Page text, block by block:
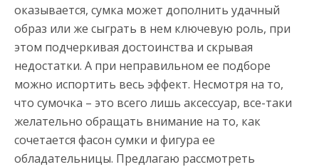
оказывается, сумка может дополнить удачный
образ или же сыграть в нем ключевую роль, при
этом подчеркивая достоинства и скрывая
недостатки. А при неправильном ее подборе
можно испортить весь эффект. Несмотря на то,
что сумочка – это всего лишь аксессуар, все-таки
желательно обращать внимание на то, как
сочетается фасон сумки и фигура ее
обладательницы. Предлагаю рассмотреть